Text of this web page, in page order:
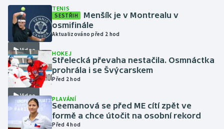
Jezdectví
Judo
Krasobruslení
Lezení
Lyže a snowboard
Video
TENIS
SESTŘIH
Menšík je v Montrealu v
osmifinále
Aktualizováno před 2 hod
Video
HOKEJ
Střelecká převaha nestačila. Osmnáctka
prohrála i se Švýcarskem
Před 2 hod
PLAVÁNÍ
Seemanová se před ME cítí zpět ve
formě a chce útočit na osobní rekord
Před 4 hod